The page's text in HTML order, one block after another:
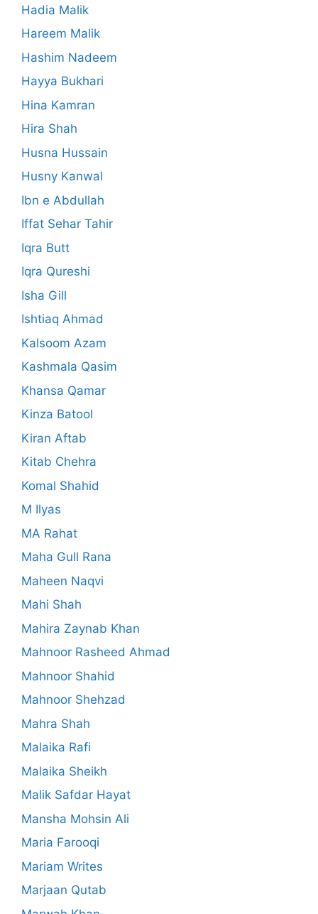
Hadia Malik
Hareem Malik
Hashim Nadeem
Hayya Bukhari
Hina Kamran
Hira Shah
Husna Hussain
Husny Kanwal
Ibn e Abdullah
Iffat Sehar Tahir
Iqra Butt
Iqra Qureshi
Isha Gill
Ishtiaq Ahmad
Kalsoom Azam
Kashmala Qasim
Khansa Qamar
Kinza Batool
Kiran Aftab
Kitab Chehra
Komal Shahid
M Ilyas
MA Rahat
Maha Gull Rana
Maheen Naqvi
Mahi Shah
Mahira Zaynab Khan
Mahnoor Rasheed Ahmad
Mahnoor Shahid
Mahnoor Shehzad
Mahra Shah
Malaika Rafi
Malaika Sheikh
Malik Safdar Hayat
Mansha Mohsin Ali
Maria Farooqi
Mariam Writes
Marjaan Qutab